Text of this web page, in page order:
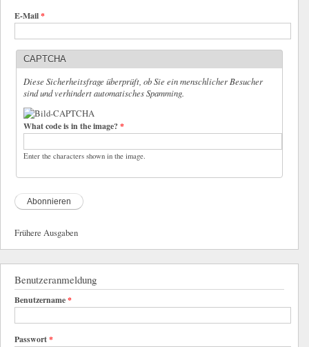
E-Mail*
CAPTCHA
Diese Sicherheitsfrage überprüft, ob Sie ein menschlicher Besucher
sind und verhindert automatisches Spamming.
What code is in the image?*
Enter the characters shown in the image.
Frühere Ausgaben
Benutzeranmeldung
Benutzername*
Passwort*